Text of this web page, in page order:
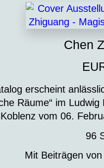
Chen
erscheint
Räume“ im
Koblenz vom 06.
96
Mit Beiträgen